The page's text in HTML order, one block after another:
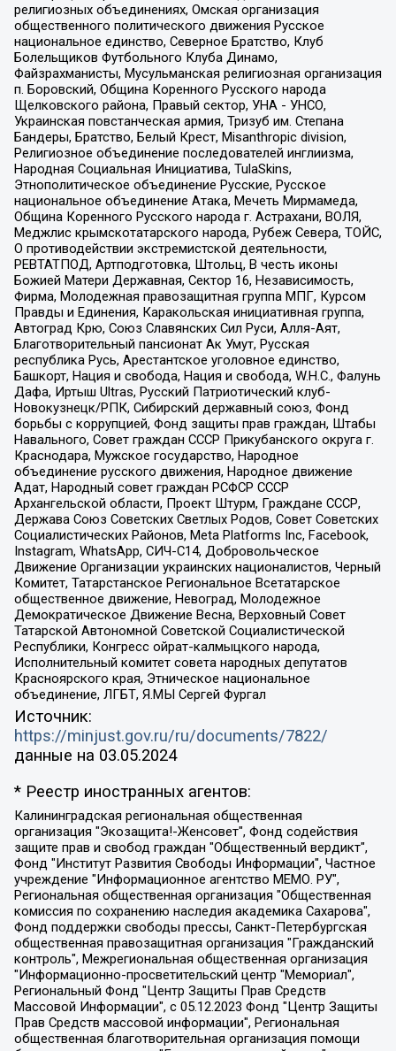
религиозных объединениях, Омская организация
общественного политического движения Русское
национальное единство, Северное Братство, Клуб
Болельщиков Футбольного Клуба Динамо,
Файзрахманисты, Мусульманская религиозная организация
п. Боровский, Община Коренного Русского народа
Щелковского района, Правый сектор, УНА - УНСО,
Украинская повстанческая армия, Тризуб им. Степана
Бандеры, Братство, Белый Крест, Misanthropic division,
Религиозное объединение последователей инглиизма,
Народная Социальная Инициатива, TulaSkins,
Этнополитическое объединение Русские, Русское
национальное объединение Атака, Мечеть Мирмамеда,
Община Коренного Русского народа г. Астрахани, ВОЛЯ,
Меджлис крымскотатарского народа, Рубеж Севера, ТОЙС,
О противодействии экстремистской деятельности,
РЕВТАТПОД, Артподготовка, Штольц, В честь иконы
Божией Матери Державная, Сектор 16, Независимость,
Фирма, Молодежная правозащитная группа МПГ, Курсом
Правды и Единения, Каракольская инициативная группа,
Автоград Крю, Союз Славянских Сил Руси, Алля-Аят,
Благотворительный пансионат Ак Умут, Русская
республика Русь, Арестантское уголовное единство,
Башкорт, Нация и свобода, Нация и свобода, W.H.С., Фалунь
Дафа, Иртыш Ultras, Русский Патриотический клуб-
Новокузнецк/РПК, Сибирский державный союз, Фонд
борьбы с коррупцией, Фонд защиты прав граждан, Штабы
Навального, Совет граждан СССР Прикубанского округа г.
Краснодара, Мужское государство, Народное
объединение русского движения, Народное движение
Адат, Народный совет граждан РСФСР СССР
Архангельской области, Проект Штурм, Граждане СССР,
Держава Союз Советских Светлых Родов, Совет Советских
Социалистических Районов, Meta Platforms Inc, Facebook,
Instagram, WhatsApp, СИЧ-С14, Добровольческое
Движение Организации украинских националистов, Черный
Комитет, Татарстанское Региональное Всетатарское
общественное движение, Невоград, Молодежное
Демократическое Движение Весна, Верховный Совет
Татарской Автономной Советской Социалистической
Республики, Конгресс ойрат-калмыцкого народа,
Исполнительный комитет совета народных депутатов
Красноярского края, Этническое национальное
объединение, ЛГБТ, Я.МЫ Сергей Фургал
Источник:
https://minjust.gov.ru/ru/documents/7822/
данные на 03.05.2024
* Реестр иностранных агентов:
Калининградская региональная общественная организация "Экозащита!-Женсовет", Фонд содействия защите прав и свобод граждан "Общественный вердикт", Фонд "Институт Развития Свободы Информации", Частное учреждение "Информационное агентство МЕМО. РУ", Региональная общественная организация "Общественная комиссия по сохранению наследия академика Сахарова", Фонд поддержки свободы прессы, Санкт-Петербургская общественная правозащитная организация "Гражданский контроль", Межрегиональная общественная организация "Информационно-просветительский центр "Мемориал", Региональный Фонд "Центр Защиты Прав Средств Массовой Информации", с 05.12.2023 Фонд "Центр Защиты Прав Средств массовой информации", Региональная общественная благотворительная организация помощи беженцам и мигрантам "Гражданское содействие", Негосударственное образовательное учреждение дополнительного профессионального образования (повышение квалификации) специалистов "АКАДЕМИЯ ПО ПРАВАМ ЧЕЛОВЕКА", Свердловская региональная общественная организация "Сутяжник", Автономная некоммерческая организация "Центр независимых социологических исследований", Союз общественных объединений "Российский исследовательский центр по правам человека", Региональное общественное учреждение научно-информационный центр "МЕМОРИАЛ", Некоммерческая организация "Фонд защиты гласности", Автономная некоммерческая организация "Институт прав человека", Городская общественная организация "Екатеринбургское общество "МЕМОРИАЛ", Городская общественная организация "Рязанское историко-просветительское и правозащитное общество "Мемориал" (Рязанский Мемориал), Челябинский региональный орган общественной самодеятельности – женское общественное объединение "Женщины Евразии", Челябинский региональный орган общественной самодеятельности "Уральская правозащитная группа", Фонд содействия защите здоровья и социальной справедливости имени Андрея Рылькова, Автономная Некоммерческая Организация "Аналитический Центр Юрия Левады", Автономная некоммерческая организация социальной поддержки населения "Проект Апрель", Региональная общественная организация помощи женщинам и детям, находящимся в кризисной ситуации "Информационно-методический центр "Анна", Фонд содействия развитию массовых коммуникаций и правовому просвещению "Так-так-Так", Фонд содействия устойчивому развитию "Серебряная тайга", Свердловский региональный общественный фонд социальных проектов "Новое время", "Idel.Реалии", Кавказ.Реалии, Крым.Реалии, Телеканал Настоящее Время, Татаро-башкирская служба Радио Свобода (Azatliq Radiosi), Радио Свободная Европа/Радио Свобода (PCE/PC), "Сибирь.Реалии", "Фактограф", Благотворительный фонд помощи осужденным и их семьям, Автономная некоммерческая организация "Институт глобализации и социальных движений", Фонд "В защиту прав заключенных", Частное учреждение "Центр поддержки и содействия развитию средств массовой информации", Пензенский региональный общественный благотворительный фонд "Гражданский союз", "Север.Реалии", Некоммерческая организация Фонд "Правовая инициатива", Общество с ограниченной ответственностью "Радио Свободная Европа/Радио Свобода", Чешское информационное агентство "MEDIUM-ORIENT", Красноярская региональная общественная организация "Мы против СПИДа", Камалягин Денис Николаевич, Маркелов Сергей Евгеньевич, Пономарев Лев Александрович, Савицкая Людмила Алексеевна, Автономная некоммерческая организация "Центр по работе с проблемой насилия "НАСИЛИЮ.НЕТ", Межрегиональный профессиональный союз работников здравоохранения "Альянс врачей", Юридическое лицо, зарегистрированное в Латвийской Республике, SIA "Medusa Project" (регистрационный номер 40103797863, дата регистрации 10.06.2014), Некоммерческая организация "Фонд по борьбе с коррупцией", Автономная некоммерческая организация "Институт права и публичной политики", Баданин Роман Сергеевич, Гликин Максим Александрович, Железнова Мария Михайловна, Лукьянова Юлия Сергеевна, Маетная Елизавета Витальевна, Маняхин Петр Борисович, Чуракова Ольга Владимировна, Ярош Юлия Петровна, Юридическое лицо "The Insider SIA", зарегистрированное в Риге, Латвийская Республика (дата регистрации 26.06.2015), являющееся администратором доменного имени интернет-издания "The Insider SIA", https://theins.ru, Постернак Алексей Евгеньевич, Рубин Михаил Аркадьевич, Анин Роман Александрович, Юридическое лицо Istories fonds, зарегистрированное в Латвийской Республике (регистрационный номер 50008295751, дата регистрации 24.02.2020), Великовский Дмитрий Александрович, Долинина Ирина Николаевна, Мароховская Алеся Алексеевна, Шлейнов Роман Юрьевич, Шмагун Олеся Валентиновна, Общество с ограниченной ответственностью "Альтаир 2021", Общество с ограниченной ответственностью "Вега 2021", Общество с ограниченной ответственностью "Главный редактор 2021", Общество с ограниченной ответственностью "Ромашки монолит", Важенков Артем Валерьевич, Ивановская областная общественная организация "Центр гендерных исследований", Гурман Юрий Альбертович, Медиапроект "ОВД-Инфо", Егоров Владимир Владимирович, Жилинский Владимир Александрович, Общество с ограниченной ответственностью "ЗП", Иванова София Юрьевна, Карезина Инна Павловна, Кильтау Екатерина Викторовна, Петров Алексей Викторович, Пискунов Сергей Евгеньевич, Смирнов Сергей Сергеевич, Тихонов Михаил Сергеевич, Общество с ограниченной ответственностью "ЖУРНАЛИСТ-ИНОСТРАННЫЙ АГЕНТ", Арапова Галина Юрьевна, Вольтская Татьяна Анатольевна, Американская компания "Mason G.E.S. Anonymous Foundation" (США), являющаяся владельцем интернет-издания https://mnews.world/, Компания "Stichting Bellingcat", зарегистрированная в Нидерландах (дата регистрации 11.07.2018), Захаров Андрей Вячеславович, Клепиковская Екатерина Дмитриевна, Общество с ограниченной ответственностью "МЕМО", Перл Роман Александрович, Симонов Евгений Алексеевич, Соловьева Елена Анатольевна, Сотников Даниил Владимирович, Сурначева Елизавета Дмитриевна, Автономная некоммерческая организация по защите прав человека и информированию населения "Якутия – Наше Мнение", Общество с ограниченной ответственностью "Москоу диджитал медиа", с 26.01.2023 Общество с ограниченной ответственностью "Чайка Белые сады", Ветошкина Валерия Валерьевна, Заговора Максим Александрович, Межрегиональное общественное движение "Российская ЛГБТ - сеть", Оленичев Максим Владимирович, Павлов Иван Юрьевич, Скворцова Елена Сергеевна, Общество с ограниченной ответственностью "Как бы инагент", Кочетков Игорь Викторович, Общество с ограниченной ответственностью "Честные выборы", Еланчик Олег Александрович, Общество с ограниченной ответственностью "Нобелевский призыв", Гималова Регина Эмилевна, Григорьев Андрей Валерьевич, Григорьева Алина Александровна, Ассоциация по содействию защите прав призывников, альтернативнослужащих и военнослужащих "Правозащитная группа "Гражданин.Армия.Право", Хисамова Регина Фаритовна, Автономная некоммерческая организация по реализации социально-правовых программ "Лилит", Дальневосточное общественное движение "Маяк", Санкт-Петербургская ЛГБТ-инициативная группа "Выход", Инициативная группа ЛГБТ+ "Реверс", Алексеев Андрей Викторович, Бекбулатова Таисия Львовна, Беляев Иван Михайлович, Владыкина Елена Сергеевна, Гельман Марат Александрович, Никульшина Вероника Юрьевна, Толоконникова Надежда Андреевна, Шендерович Виктор Анатольевич, Общество с ограниченной ответственностью "Данное сообщение", Общество с ограниченной ответственностью Издательский дом "Новая глава", Айнбиндер Александра Александровна, Московский комьюнити-центр для ЛГБТ+инициатив, Благотворительный фонд развития филантропии, Deutsche Welle (Германия, Kurt-Schumacher-Strasse 3, 53113 Bonn), Борзунова Мария Михайловна, Воробьев Виктор Викторович, Голубева Анна Львовна, Константинова Алла Михайловна, Малкова Ирина Владимировна, Мурадов Мурад Абдулгалимович, Осетинская Елизавета Николаевна, Понасенков Евгений Николаевич, Ганапольский Матвей Юрьевич, Киселев Евгений Алексеевич, Борухович Ирина Григорьевна, Дремин Иван Тимофеевич, Дубровский Дмитрий Викторович, Красноярская региональная общественная организация поддержки и развития альтернативных образовательных технологий и межкультурных коммуникаций "ИНТЕРРА", Маяковская Екатерина Алексеевна, Фейгин Марк Захарович, Филимонов Андрей Викторович, Дзугкоева Регина Николаевна, Доброхотов Роман Александрович, Дудь Юрий Александрович, Елкин Сергей Владимирович, Кругликов Кирилл Игоревич, Сабунаева Мария Леонидовна, Семенов Алексей Владимирович, Шаинян Карен Багратович, Шульман Екатерина Михайловна, Асафьев Артур Валерьевич, Вахштайн Виктор Семенович, Венедиктов Алексей Алексеевич, Лушникова Екатерина Евгеньевна, Волков Леонид Михайлович, Невзоров Александр Глебович, Пархоменко Сергей Борисович, Сироткин Ярослав Николаевич, Кара-Мурза Владимир Владимирович, Баранова Наталья Владимировна, Гозман Леонид Яковлевич, Кагарлицкий Борис Юльевич, Климарев Михаил Валерьевич, Милов Владимир Станиславович, Автономная некоммерческая организация Краснодарский центр современного искусства "Типография", Моргенштерн Алишер Тагирович, Соболь Любовь Эдуардовна, Общество с ограниченной ответственностью "ЛИЗА НОРМ", Каспаров Гарри Кимович, Ходорковский Михаил Борисович, Общество с ограниченной ответственностью "Апрельские тезисы", Данилович Ирина Брониславовна, Кашин Олег Владимирович, Петров Николай Владимирович, Пивоваров Алексей Владимирович, Соколов Михаил Владимирович, Цветкова Юлия Владимировна, Чичваркин Евгений Александрович, Комитет против пыток/Команда против пыток, Общество с ограниченной ответственностью "Первый научный", Общество с ограниченной ответственностью "Вертолет и ко", Белоцерковская Вероника Борисовна, Кац Максим Евгеньевич, Лазарева Татьяна Юрьевна, Шаведдинов Руслан Табризович, Яшин Илья Валерьевич, Общество с ограниченной ответственностью "Иноагент ААВ", Алешковский Дмитрий Петрович, Альбац Евгения Марковна, Быков Дмитрий Львович, Галямина Юлия Евгеньевна, Лойко Сергей Леонидович, Мартынов Кирилл Константинович, Медведев Сергей Александрович, Крашенинников Федор Геннадиевич, Гордеева Катерина Вл